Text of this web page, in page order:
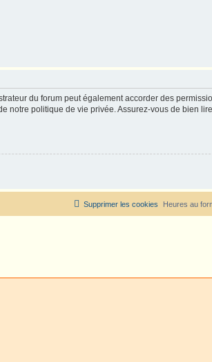
du forum peut également accorder des
notre politique de vie privée. Assurez-vous de bien
Heures au
Supprimer les cookies